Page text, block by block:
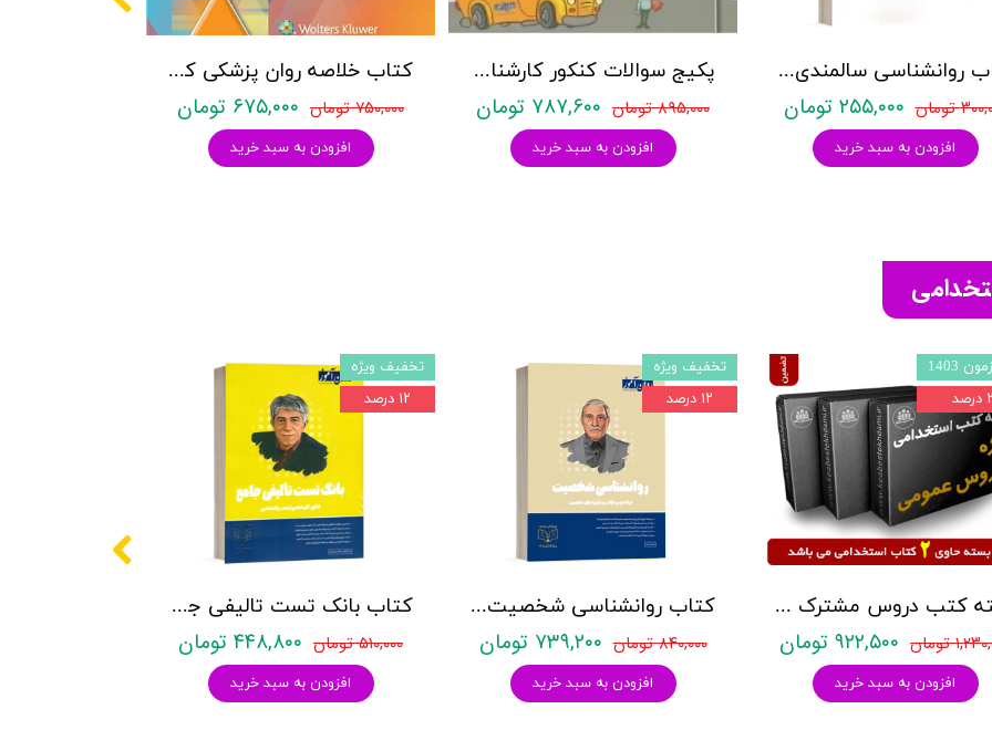
کتاب خلاصه روان پزشکی کاپلان و سادوک ویراست دوازدهم 2022 - جلد4- بنجامین جیمز سادوک ، ویرجینیا آلکوت سادوک ، پدرو روئیز - نشر ارجمند
۷۵۰,۰۰۰ تومان ۶۷۵,۰۰۰ تومان
افزودن به سبد خرید
پکیج سوالات کنکور کارشناسی ارشد روانشناسی (بالینی، عمومی و تربیتی) با پاسخنامه تشریحی روان آموز
۸۹۵,۰۰۰ تومان ۷۸۷,۶۰۰ تومان
افزودن به سبد خرید
کتاب روانشناسی سالمندی - (2 كتاب در 1 جلد) - حمزه گنجی - نشر ساوالان
تومان ۲۵۵,۰۰۰ تومان
افزودن به سبد خرید
کتاب بانک تست تالیفی جامع روان آموز
۵۱۰,۰۰۰ تومان ۴۴۸,۸۰۰ تومان
افزودن به سبد خرید
تخفیف ویژه
۱۲ درصد
کتاب روانشناسی شخصیت نشر روان آموز زهرا ساعدی
۸۴۰,۰۰۰ تومان ۷۳۹,۲۰۰ تومان
افزودن به سبد خرید
تخفیف ویژه
۱۲ درصد
بسته کتب دروس مشترک عمومی اختصاصی آزمون استخدامی آموزش و پرورش نشر چهارخونه
تومان ۹۲۲,۵۰۰ تومان
افزودن به سبد خرید
1403